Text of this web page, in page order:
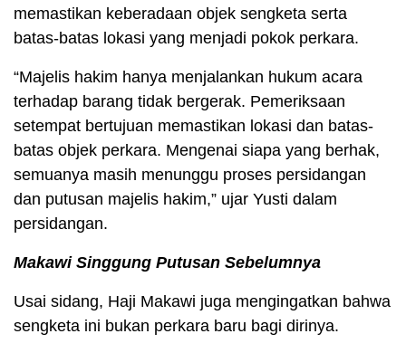
memastikan keberadaan objek sengketa serta
batas-batas lokasi yang menjadi pokok perkara.
“Majelis hakim hanya menjalankan hukum acara
terhadap barang tidak bergerak. Pemeriksaan
setempat bertujuan memastikan lokasi dan batas-
batas objek perkara. Mengenai siapa yang berhak,
semuanya masih menunggu proses persidangan
dan putusan majelis hakim,” ujar Yusti dalam
persidangan.
Makawi Singgung Putusan Sebelumnya
Usai sidang, Haji Makawi juga mengingatkan bahwa
sengketa ini bukan perkara baru bagi dirinya.